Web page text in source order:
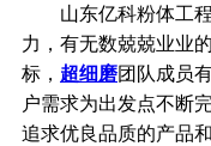
山东亿科粉体工程
力，有无数兢兢业业
标， 超细磨团队成员
户需求为出发点不断
追求优良品质的产品